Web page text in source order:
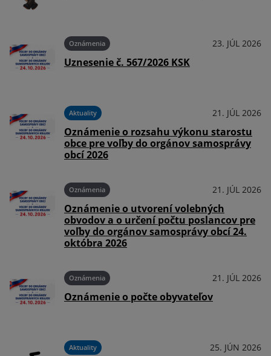
Oznámenia 23. JÚL 2026
Uznesenie č. 567/2026 KSK
Aktuality 21. JÚL 2026
Oznámenie o rozsahu výkonu starostu
obce pre voľby do orgánov samosprávy
obcí 2026
Oznámenia 21. JÚL 2026
Oznámenie o utvorení volebných
obvodov a o určení počtu poslancov pre
voľby do orgánov samosprávy obcí 24.
októbra 2026
Oznámenia 21. JÚL 2026
Oznámenie o počte obyvateľov
Aktuality 25. JÚN 2026